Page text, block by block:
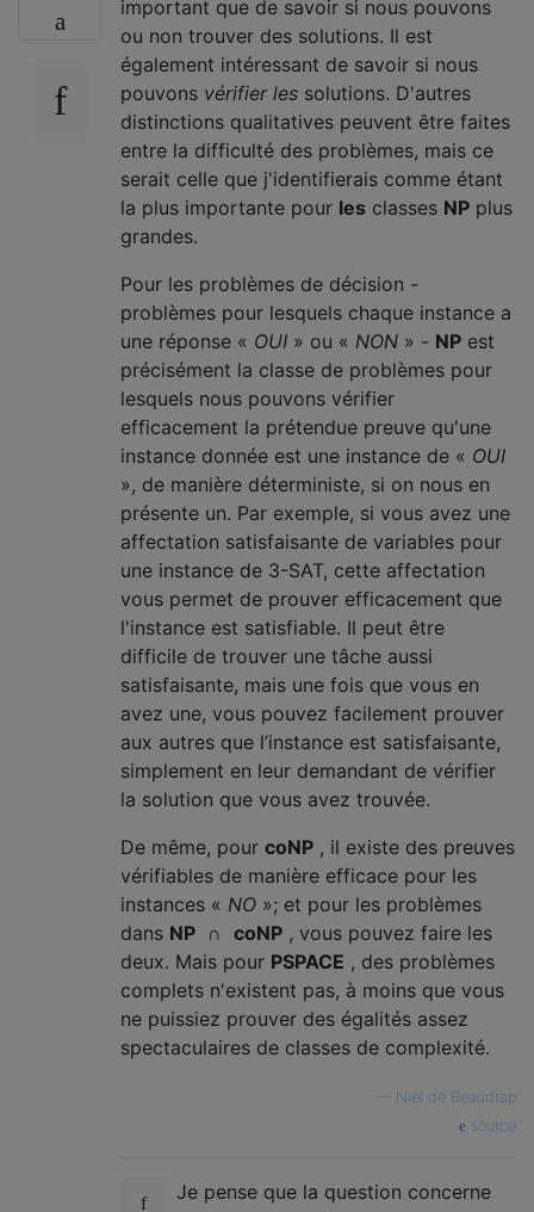
important que de savoir si nous pouvons
ou non trouver des solutions. Il est
également intéressant de savoir si nous
pouvons vérifier les solutions. D'autres
distinctions qualitatives peuvent être faites
entre la difficulté des problèmes, mais ce
serait celle que j'identifierais comme étant
la plus importante pour les classes NP plus
grandes.
Pour les problèmes de décision -
problèmes pour lesquels chaque instance a
une réponse « OUI » ou « NON » - NP est
précisément la classe de problèmes pour
lesquels nous pouvons vérifier
efficacement la prétendue preuve qu'une
instance donnée est une instance de « OUI
», de manière déterministe, si on nous en
présente un. Par exemple, si vous avez une
affectation satisfaisante de variables pour
une instance de 3-SAT, cette affectation
vous permet de prouver efficacement que
l'instance est satisfiable. Il peut être
difficile de trouver une tâche aussi
satisfaisante, mais une fois que vous en
avez une, vous pouvez facilement prouver
aux autres que l’instance est satisfaisante,
simplement en leur demandant de vérifier
la solution que vous avez trouvée.
De même, pour coNP , il existe des preuves
vérifiables de manière efficace pour les
instances « NO »; et pour les problèmes
dans NP ∩ coNP , vous pouvez faire les
deux. Mais pour PSPACE , des problèmes
complets n'existent pas, à moins que vous
ne puissiez prouver des égalités assez
spectaculaires de classes de complexité.
Niel de Beaudrap
source
Je pense que la question concerne